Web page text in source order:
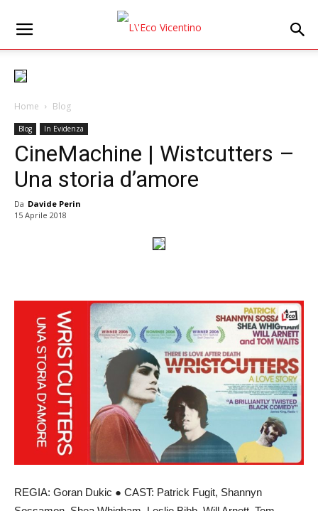
Home Blog
Blog In Evidenza
CineMachine | Wistcutters –
Una storia d’amore
Da Davide Perin
15 Aprile 2018
REGIA: Goran Dukic ● CAST: Patrick Fugit, Shannyn